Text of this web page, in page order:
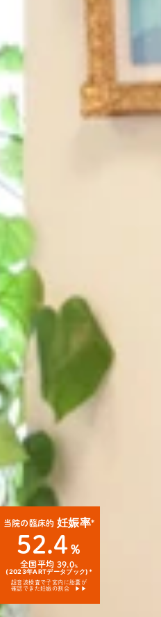
当院の臨床的妊娠率*
52.4％
全国平均 39.0%
(2023年ARTデータブック)*
超音波検査で子宮内に胎嚢が
確認できた妊娠の割合 ▶▶